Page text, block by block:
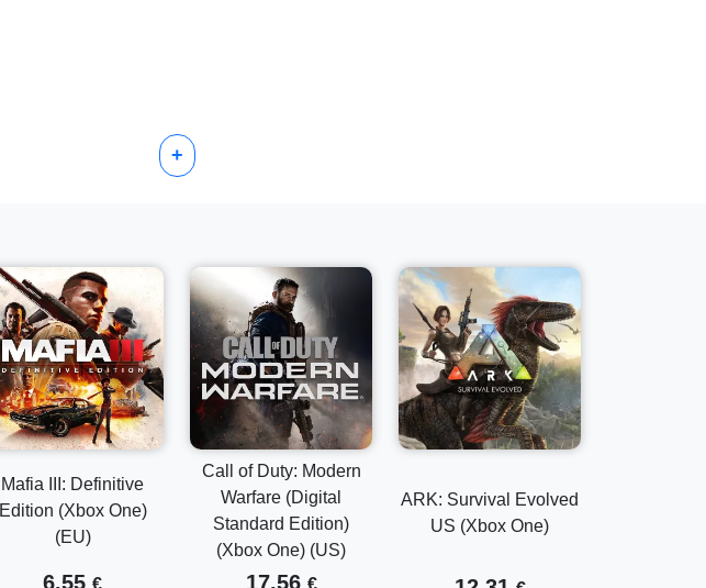
+
Mafia III: Definitive
Edition (Xbox One)
(EU)
6.55 €
Call of Duty: Modern
Warfare (Digital
Standard Edition)
(Xbox One) (US)
17.56 €
ARK: Survival Evolved
US (Xbox One)